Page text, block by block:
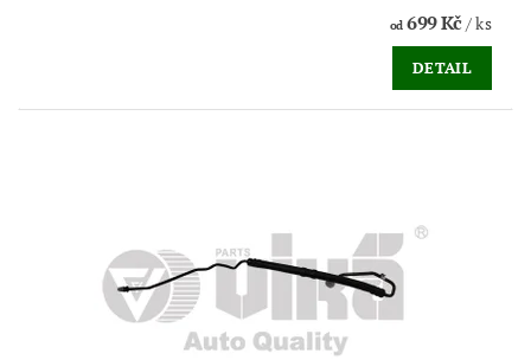
od699 Kč/ ks
DETAIL